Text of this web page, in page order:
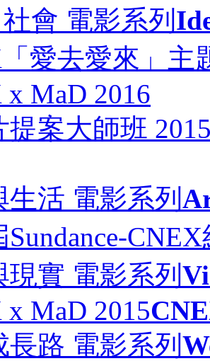
社會 電影系列
愛去愛來」主
x MaD 2016
提案大師班
生活 電影系列
Sundance-
現實 電影系列
x MaD 2015
長路 電影系列